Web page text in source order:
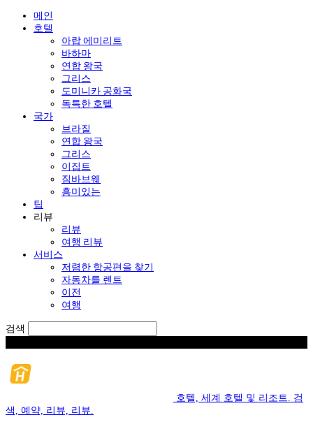
메인
호텔
아랍 에미리트
바하마
연합 왕국
그리스
도미니카 공화국
독특한 호텔
국가
브라질
연합 왕국
그리스
이집트
짐바브웨
흥미있는
팁
리뷰
리뷰
여행 리뷰
서비스
저렴한 항공편을 찾기
자동차를 렌트
이전
여행
검색
호텔, 세계 호텔 및 리조트. 검
색, 예약, 리뷰, 리뷰.